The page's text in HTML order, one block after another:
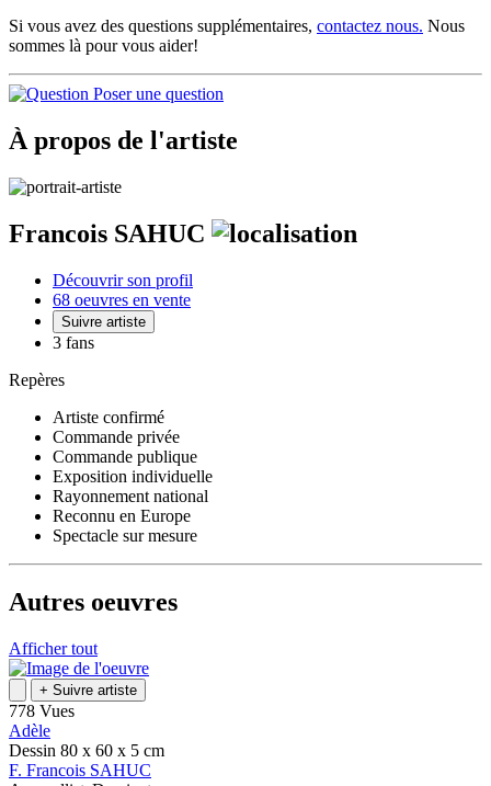
Si vous avez des questions supplémentaires, contactez nous. Nous
sommes là pour vous aider!
Poser une question
À propos de l'artiste
Francois SAHUC
Découvrir son profil
68 oeuvres en vente
Suivre artiste
3 fans
Repères
Artiste confirmé
Commande privée
Commande publique
Exposition individuelle
Rayonnement national
Reconnu en Europe
Spectacle sur mesure
Autres oeuvres
Afficher tout
+ Suivre artiste
778 Vues
Adèle
Dessin 80 x 60 x 5 cm
F. Francois SAHUC